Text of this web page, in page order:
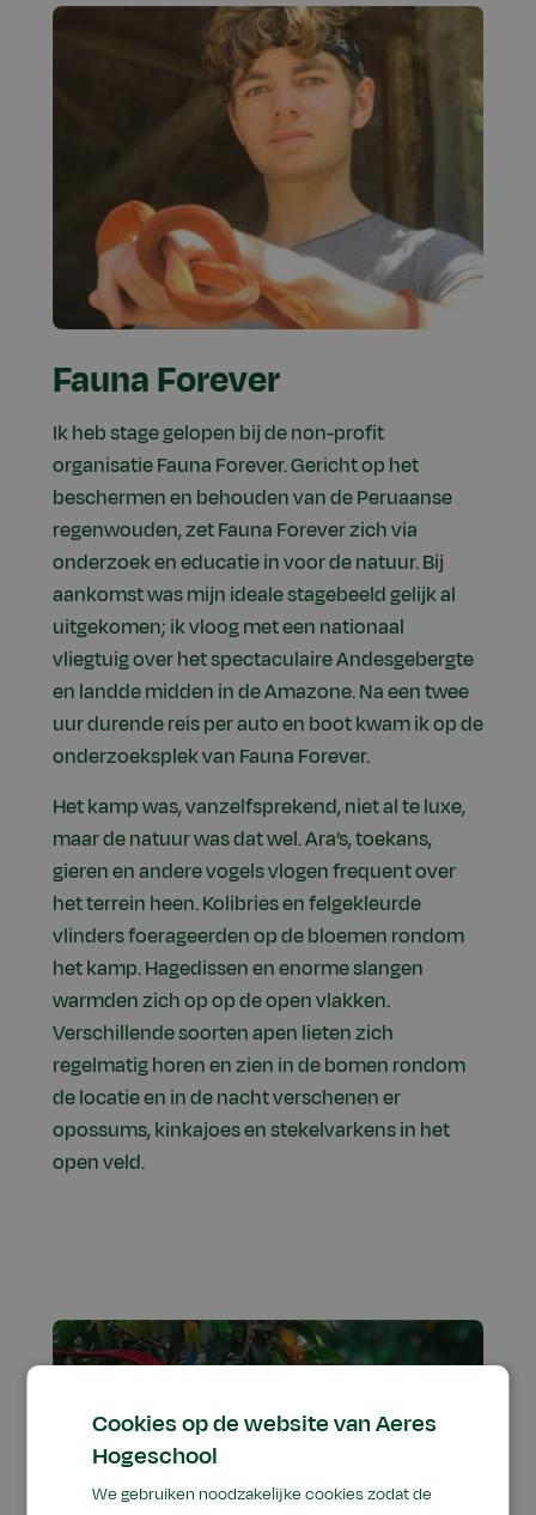
Fauna Forever
Ik heb stage gelopen bij de non-profit
organisatie Fauna Forever. Gericht op het
beschermen en behouden van de Peruaanse
regenwouden, zet Fauna Forever zich via
onderzoek en educatie in voor de natuur. Bij
aankomst was mijn ideale stagebeeld gelijk al
uitgekomen; ik vloog met een nationaal
vliegtuig over het spectaculaire Andesgebergte
en landde midden in de Amazone. Na een twee
uur durende reis per auto en boot kwam ik op de
onderzoeksplek van Fauna Forever.
Het kamp was, vanzelfsprekend, niet al te luxe,
maar de natuur was dat wel. Ara’s, toekans,
gieren en andere vogels vlogen frequent over
het terrein heen. Kolibries en felgekleurde
vlinders foerageerden op de bloemen rondom
het kamp. Hagedissen en enorme slangen
warmden zich op op de open vlakken.
Verschillende soorten apen lieten zich
regelmatig horen en zien in de bomen rondom
de locatie en in de nacht verschenen er
opossums, kinkajoes en stekelvarkens in het
open veld.
Cookies op de website van Aeres
Hogeschool
We gebruiken noodzakelijke cookies zodat de